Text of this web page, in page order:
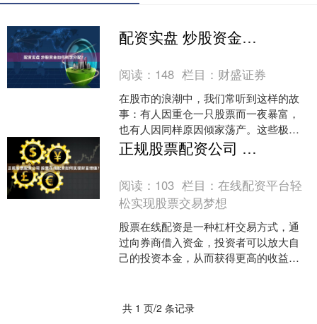
配资实盘 炒股资金如何科学分配？
阅读： 148 栏目： 财盛证券
在股市的浪潮中，我们常听到这样的故
事：有人因重仓一只股票而一夜暴富，
也有人因同样原因倾家荡产。这些极端
案例背后，揭示了一个常被忽视的真理
——炒股成功不仅在于选对....
正规股票配资公司 股票在线配资如何实现财富增值？
阅读： 103 栏目：在线配资平台轻
松实现股票交易梦想
股票在线配资是一种杠杆交易方式，通
过向券商借入资金，投资者可以放大自
己的投资本金，从而获得更高的收益。
共 1 页/2 条记录